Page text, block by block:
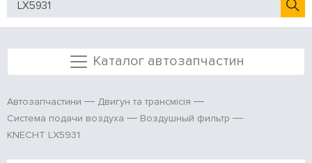
Каталог автозапчастин
Автозапчастини
Двигун та трансмісія
Система подачи воздуха
Воздушный фильтр
KNECHT LX5931